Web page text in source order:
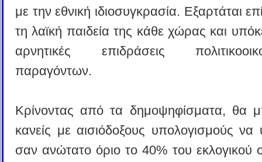
με την εθνική ιδιοσυγκρασία. Εξαρτάται
τη λαϊκή παιδεία της κάθε χώρας και
αρνητικές επιδράσεις
παραγόντων.
Κρίνοντας από τα δημοψηφίσματα, θα
κανείς με αισιόδοξους υπολογισμούς να
σαν ανώτατο όριο το 40% του εκλογικού